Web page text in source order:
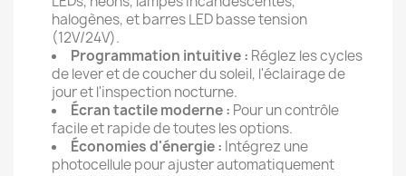
halogènes, et barres LED basse tension
(12V/24V).
Programmation intuitive : Réglez les cycles
de lever et de coucher du soleil, l'éclairage de
jour et l'inspection nocturne.
Écran tactile moderne : Pour un contrôle
facile et rapide de toutes les options.
Économies d'énergie : Intégrez une
photocellule pour ajuster automatiquement